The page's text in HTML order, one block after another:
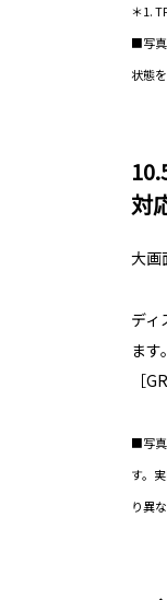
＊1.
■写真
状態
対
大画
ディ
ます。
［
■写真
す。
り異